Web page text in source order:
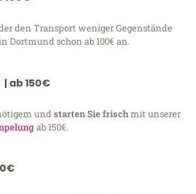
den Transport weniger Gegenstände
Dortmund schon ab 100€ an.
| ab 150€
undstarten Sie frischmit unserer
ab 150€.